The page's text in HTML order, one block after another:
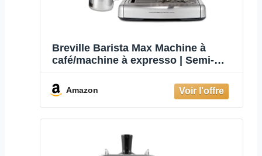
Breville Barista Max Machine à
café/machine à expresso | Semi-
grain intégré, buse à vapeur pour
faire mousser le lait & pompe
italienne de 15 bars [VCF126X]
Amazon